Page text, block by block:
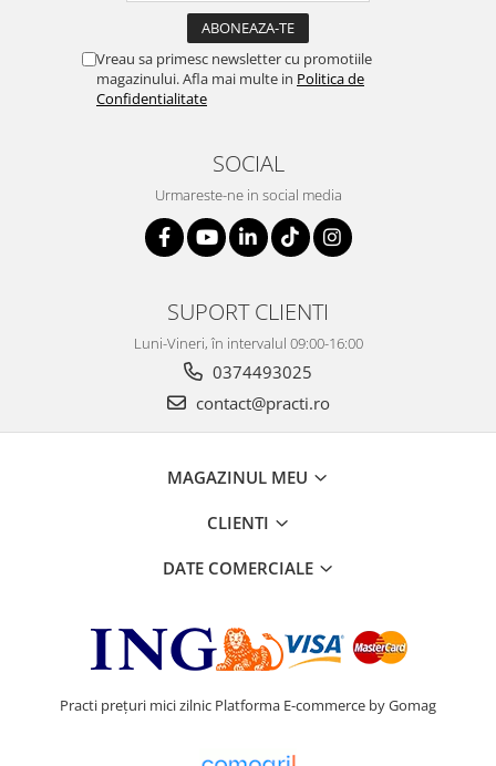
Vreau sa primesc newsletter cu promotiile
magazinului. Afla mai multe in Politica de
Confidentialitate
SOCIAL
Urmareste-ne in social media
SUPORT CLIENTI
Luni-Vineri, în intervalul 09:00-16:00
0374493025
contact@practi.ro
MAGAZINUL MEU
CLIENTI
DATE COMERCIALE
Practi prețuri mici zilnic Platforma E-commerce by Gomag